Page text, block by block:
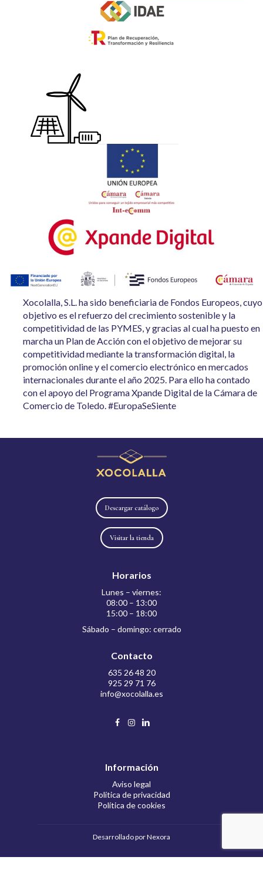
Xocolalla, S.L. ha sido beneficiaria de Fondos Europeos, cuyo
objetivo es el refuerzo del crecimiento sostenible y la
competitividad de las PYMES, y gracias al cual ha puesto en
marcha un Plan de Acción con el objetivo de mejorar su
competitividad mediante la transformación digital, la
promoción online y el comercio electrónico en mercados
internacionales durante el año 2025. Para ello ha contado
con el apoyo del Programa Xpande Digital de la Cámara de
Comercio de Toledo. #EuropaSeSiente
Descargar catálogo
Visitar la tienda
Horarios
Lunes – viernes:
08:00 – 13:00
15:00 – 18:00
Sábado – domingo: cerrado
Contacto
635 26 48 20
925 29 71 76
info@xocolalla.es
Información
Aviso legal
Política de privacidad
Política de cookies
Desarrollado porNexora